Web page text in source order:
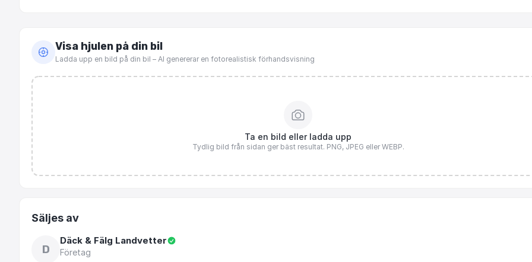
Visa hjulen på din bil
Ladda upp en bild på din bil – AI genererar en fotorealistisk förhandsvisning
Ta en bild eller ladda upp
Tydlig bild från sidan ger bäst resultat. PNG, JPEG eller WEBP.
Säljes av
D
Däck & Fälg Landvetter
Företag